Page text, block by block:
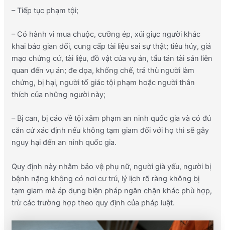
– Tiếp tục phạm tội;
– Có hành vi mua chuộc, cưỡng ép, xúi giục người khác
khai báo gian dối, cung cấp tài liệu sai sự thật; tiêu hủy, giả
mạo chứng cứ, tài liệu, đồ vật của vụ án, tẩu tán tài sản liên
quan đến vụ án; đe dọa, khống chế, trả thù người làm
chứng, bị hại, người tố giác tội phạm hoặc người thân
thích của những người này;
– Bị can, bị cáo về tội xâm phạm an ninh quốc gia và có đủ
căn cứ xác định nếu không tạm giam đối với họ thì sẽ gây
nguy hại đến an ninh quốc gia.
Quy định này nhằm bảo vệ phụ nữ, người già yếu, người bị
bệnh nặng không có nơi cư trú, lý lịch rõ ràng không bị
tạm giam mà áp dụng biện pháp ngăn chặn khác phù hợp,
trừ các trường hợp theo quy định của pháp luật.